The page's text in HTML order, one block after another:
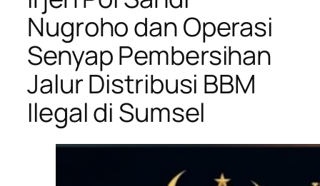
Nugroho dan Operasi
Senyap Pembersihan
Jalur Distribusi BBM
Ilegal di Sumsel